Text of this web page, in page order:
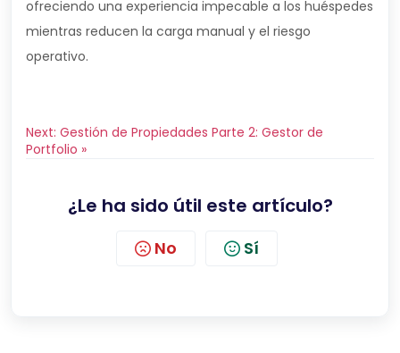
ofreciendo una experiencia impecable a los huéspedes
mientras reducen la carga manual y el riesgo
operativo.
Next: Gestión de Propiedades Parte 2: Gestor de
Portfolio »
¿Le ha sido útil este artículo?
No Sí